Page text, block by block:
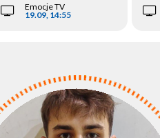
Emocje TV
19.09, 14:55